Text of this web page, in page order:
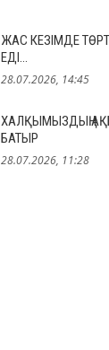
ЖАС КЕЗІМДЕ
ЕДІ…
28.07.2026, 14:45
ХАЛҚЫМЫЗДЫҢ
БАТЫР
28.07.2026, 11:28